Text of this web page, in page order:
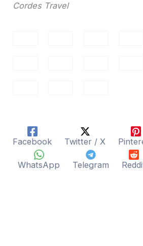
Cordes Travel
Facebook Twitter / X
WhatsApp Telegram